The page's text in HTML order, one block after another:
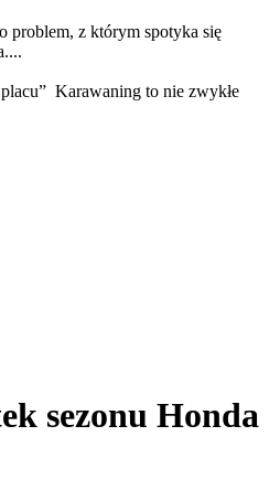
problem, z którym spotyka się
Karawaning to nie zwykłe
sezonu Honda